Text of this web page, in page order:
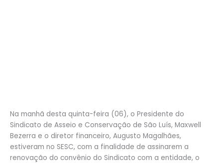
Na manhã desta quinta-feira (06), o Presidente do
Sindicato de Asseio e Conservação de São Luís, Maxwell
Bezerra e o diretor financeiro, Augusto Magalhães,
estiveram no SESC, com a finalidade de assinarem a
renovação do convênio do Sindicato com a entidade, o